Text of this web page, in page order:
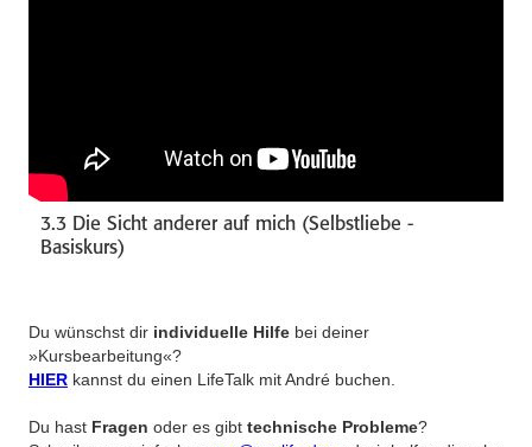
3.3 Die Sicht anderer auf mich (Selbstliebe -
Basiskurs)
Du wünschst dir individuelle Hilfe bei deiner
»Kursbearbeitung«?
HIER kannst du einen LifeTalk mit André buchen.
Du hast Fragen oder es gibt technische Probleme?